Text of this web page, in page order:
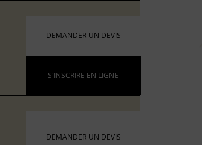
DEMANDER UN DEVIS
S'INSCRIRE EN LIGNE
DEMANDER UN DEVIS